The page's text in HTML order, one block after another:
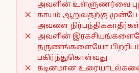
அவளின் உள்ளுணர்வை
காயம் ஆறுவதற்கு முன்பே
அவளை
அவளின்
தருணங்களையோ
பகிர்ந்துகொள்வது
கடினமான